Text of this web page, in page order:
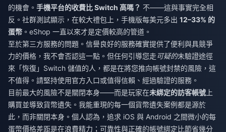
的機會。 手機平台的收費比 Switch 高嗎？ 不——這與事實完全相
反。社群測試顯示，在較大禮包上，手機版每美元多出 12–33% 的
蛋幣 。eShop 一直以來才是定價較高的管道。
至於第三方服務的問題。信譽良好的服務確實提供了便利與具競爭
力的價格，我不會否認這一點。但任何引導您走可疑的未驗證途徑
來「恢復」Switch 儲值的人，都是在將您推向帳號封禁的風險，這
不值得。請堅持使用官方入口或值得信賴、經過驗證的服務。
目前最大的風險不是關閉本身——而是玩家在未綁定的訪客帳號 上
購買並導致貨幣遺失。我能重現的每一個貨幣遺失案例都是源於
此，而非關閉本身。個人認為，追求 iOS 與 Android 之間微小的每
蛋幣價格差距是在浪費精力；可靠性與正確的帳號綁定比節省幾分